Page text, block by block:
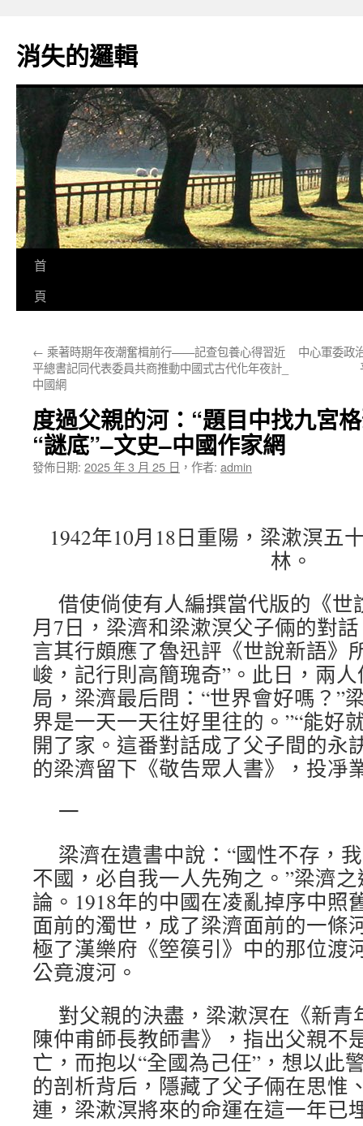
主
要
消失的邏輯
首
頁
← 乘著時期年夜潮奮楫前行——記查包養心得習近
平總書記同代表委員共商推動中國式古代化年夜計_
中國網
中心軍委政
度過父親的河：“題目中找九宮
“謎底”–文史–中國作家網
發佈日期: 2025 年 3 月 25 日 ， 作者: admin
1942年10月18日重陽，梁漱溟五
林。
借使倘使有人編撰當代版的《世
月7日，梁濟和梁漱溟父子倆的對
言其行頗應了魯迅評《世說新語》
峻，記行則高簡瑰奇”。此日，兩
局，梁濟最后問：“世界會好嗎？”
界是一天一天往好里往的。”“能好
開了家。這番對話成了父子間的永
的梁濟留下《敬告眾人書》，投凈
一
梁濟在遺書中說：“國性不存
不國，必自我一人先殉之。”梁濟
論。1918年的中國在凌亂掉序中照
面前的濁世，成了梁濟面前的一條
極了漢樂府《箜篌引》中的那位渡
公竟渡河。
對父親的決盡，梁漱溟在《新
陳仲甫師長教師書》，指出父親不
亡，而抱以“全國為己任”，想以此
的剖析背后，隱藏了父子倆在思惟
連，梁漱溟將來的命運在這一年已